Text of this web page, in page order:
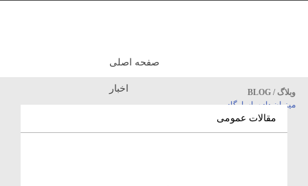
وبلاگ / BLOG
میزبان داده پاسارگاد
صفحه اصلی
اخبار
مقالات عمومی